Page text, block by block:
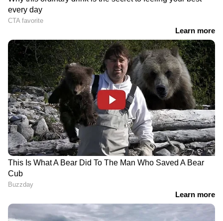
ശുഭം ഖജൂരിയക്കായും ആരും രംഗത്തുവന്നില്ല.
ഷെയ്‌ഖ് റഷീദിനെ 20 ലക്ഷത്തിന് ചെന്നൈ
സിംഗിനായും ആളുണ്ടായില്ല. ഇന്ത്യന്‍ സ്‌പിന്നര്‍
RECOMMENDED STORIES
സന്നാഹ മത്സരത്തിൽ ശ്രീലങ്കയ്ക്കെതിരായ ടെസ്റ്റ്